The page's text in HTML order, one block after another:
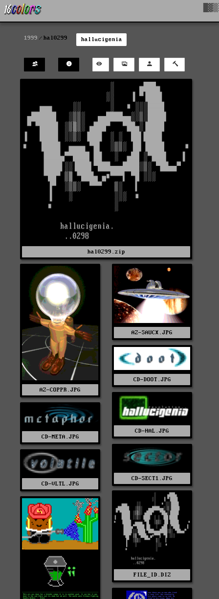
1999 hal0299 hallucigenia
hal0299.zip
AZ-COPPR.JPG
AZ-SAUCX.JPG
CD-DOOT.JPG
CD-HAL.JPG
CD-META.JPG
CD-SECT1.JPG
CD-VLTL.JPG
FILE_ID.DIZ